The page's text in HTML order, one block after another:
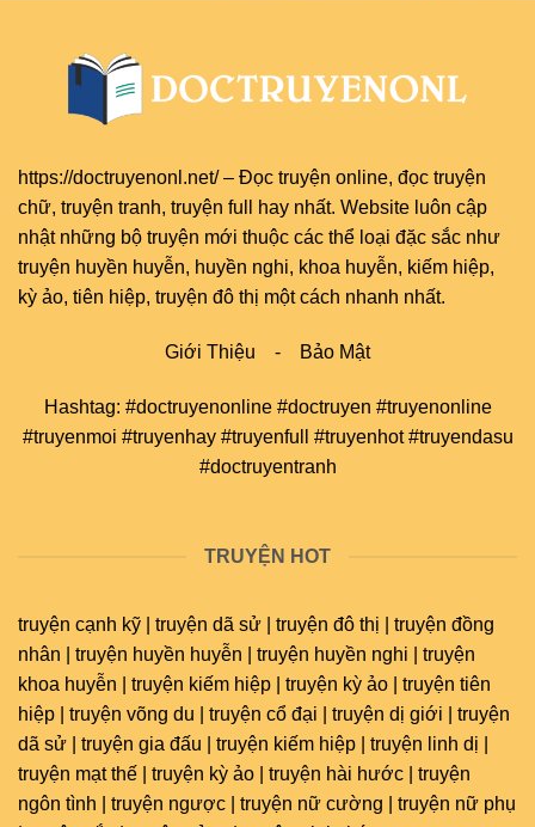
https://doctruyenonl.net/– Đọc truyện online, đọc truyện
chữ, truyện tranh, truyện full
hay nhất. Website luôn cập
nhật những bộ truyện mới thuộc các thể loại đặc sắc như
truyện huyền huyễn, huyền nghi, khoa huyễn, kiếm hiệp,
kỳ ảo, tiên hiệp, truyện đô thị một cách nhanh nhất.
Giới Thiệu - Bảo Mật
Hashtag: #doctruyenonline #doctruyen #truyenonline
#truyenmoi #truyenhay #truyenfull #truyenhot #truyendasu
#doctruyentranh
TRUYỆN HOT
truyện cạnh kỹ | truyện dã sử | truyện đô thị | truyện đồng
nhân | truyện huyền huyễn | truyện huyền nghi | truyện
khoa huyễn | truyện kiếm hiệp | truyện kỳ ảo | truyện tiên
hiệp | truyện võng du | truyện cổ đại | truyện dị giới | truyện
dã sử | truyện gia đấu | truyện kiếm hiệp | truyện linh dị |
truyện mạt thế | truyện kỳ ảo | truyện hài hước | truyện
ngôn tình | truyện ngược | truyện nữ cường | truyện nữ phụ